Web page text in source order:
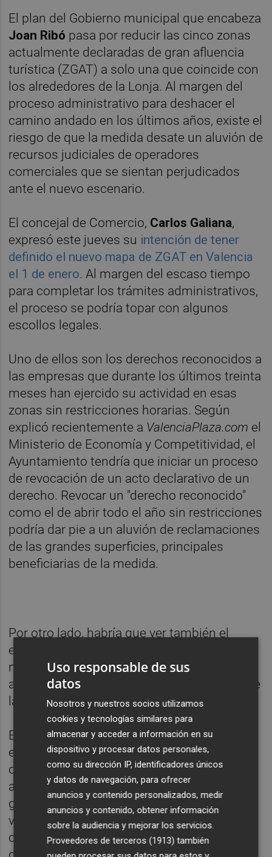
El plan del Gobierno municipal que encabeza
Joan Ribó pasa por reducir las cinco zonas
actualmente declaradas de gran afluencia
turística (ZGAT) a solo una que coincide con
los alrededores de la Lonja. Al margen del
proceso administrativo para deshacer el
camino andado en los últimos años, existe el
riesgo de que la medida desate un aluvión de
recursos judiciales de operadores
comerciales que se sientan perjudicados
ante el nuevo escenario.
El concejal de Comercio, Carlos Galiana,
expresó este jueves su intención de tener
definido el nuevo mapa de ZGAT en Valencia
el 1 de enero. Al margen del escaso tiempo
para completar los trámites administrativos,
el proceso se podría topar con algunos
escollos legales.
Uno de ellos son los derechos reconocidos a
las empresas que durante los últimos treinta
meses han ejercido su actividad en esas
zonas sin restricciones horarias. Según
explicó recientemente a ValenciaPlaza.com el
Ministerio de Economía y Competitividad, el
Ayuntamiento tendría que iniciar un proceso
de revocación de un acto declarativo de un
derecho. Revocar un "derecho reconocido"
como el de abrir todo el año sin restricciones
podría dar pie a un aluvión de reclamaciones
de las grandes superficies, principales
beneficiarias de la medida.
Por otro lado, habría que ver también el
encaje de la pretendida reversión con la
normativa autonómica sobre zonas de gran
afluencia turística, aprobada después de que
la ciudad de Valencia declarase sus zonas.
Este decreto-ley, impulsado por el
exconsellerMáximo Buchpara concretar los
criterios de la ley nacional, establece en su
artículo 21 ter que la declaración de zona de
gran afluencia turística mantendrá su
vigencia en tanto no desaparezcan las
circunstancias que dieron lugar a la
Uso responsable de sus
datos
Nosotros y nuestros socios utilizamos
cookies y tecnologías similares para
almacenar y acceder a información en su
dispositivo y procesar datos personales,
como su dirección IP, identificadores únicos
y datos de navegación, para ofrecer
anuncios y contenido personalizados, medir
anuncios y contenido, obtener información
sobre la audiencia y mejorar los servicios.
Proveedores de terceros (1913) también